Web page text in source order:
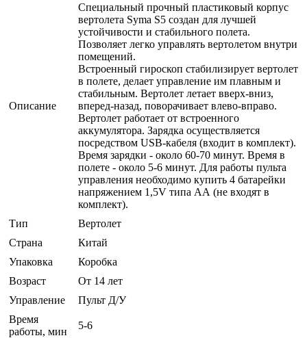
Описание
Специальный прочный пластиковый корпус
вертолета Syma S5 создан для лучшей
устойчивости и стабильного полета.
Позволяет легко управлять вертолетом внутри
помещений.
Встроенный гироскоп стабилизирует вертолет
в полете, делает управление им плавным и
стабильным. Вертолет летает вверх-вниз,
вперед-назад, поворачивает влево-вправо.
Вертолет работает от встроенного
аккумулятора. Зарядка осуществляется
посредством USB-кабеля (входит в комплект).
Время зарядки - около 60-70 минут. Время в
полете - около 5-6 минут. Для работы пульта
управления необходимо купить 4 батарейки
напряжением 1,5V типа АА (не входят в
комплект).
Тип
Вертолет
Страна
Китай
Упаковка
Коробка
Возраст
От 14 лет
Управление
Пульт Д/У
Время
работы, мин
5-6